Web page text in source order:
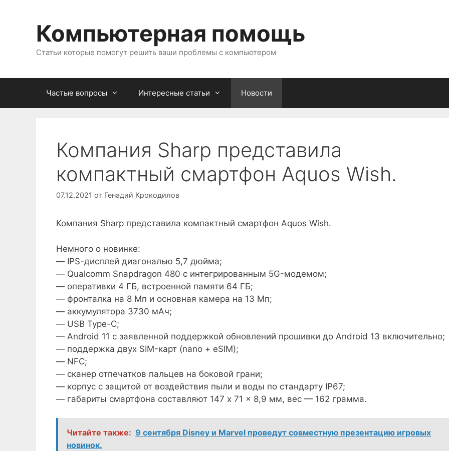
содержимомуКомпьютерная помощь
Статьи которые помогут решить ваши проблемы с компьютером
Частые вопросы Интересные статьи Новости
Компания Sharp представила
компактный смартфон Aquos Wish.
07.12.2021 от Генадий Крокодилов
Компания Sharp представила компактный смартфон Aquos Wish.
Немного о новинке:
— IPS-дисплей диагональю 5,7 дюйма;
— Qualcomm Snapdragon 480 с интегрированным 5G-модемом;
— оперативки 4 ГБ, встроенной памяти 64 ГБ;
— фронталка на 8 Мп и основная камера на 13 Мп;
— аккумулятора 3730 мАч;
— USB Type-C;
— Android 11 с заявленной поддержкой обновлений прошивки до Android 13 включительно;
— поддержка двух SIM-карт (nano + eSIM);
— NFC;
— сканер отпечатков пальцев на боковой грани;
— корпус с защитой от воздействия пыли и воды по стандарту IP67;
— габариты смартфона составляют 147 x 71 x 8,9 мм, вес — 162 грамма.
Читайте также: 9 сентября Disney и Marvel проведут совместную презентацию игровых
новинок.